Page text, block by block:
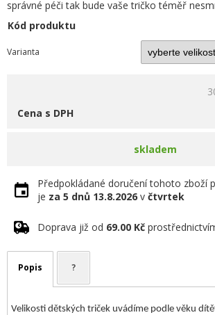
správné péči tak bude vaše tričko téměř
Kód produktu
Varianta
Cena s DPH
skladem
Předpokládané doručení tohoto zboží
je za 5 dnů 13.8.2026 v čtvrtek
Doprava již od 69.00 Kč
Popis ?
Velikosti dětských triček uvádíme podle věku